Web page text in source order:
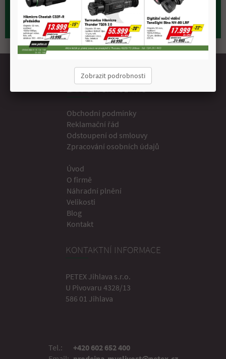
ZÁKAZNICKÝ SERVIS
Obchodní podmínky
Reklamační řád
Odstoupení od smlouvy
Zpracování osobních údajů
Úvod
O firmě
Náhradní plnění
Velikosti
Blog
Kontakt
KONTAKTNÍ INFORMACE
PETEX Jihlava s.r.o.
U Pivovaru 4328/13
586 01 Jihlava
Tel.:
+420 602 652 400
Zobrazit podrobnosti